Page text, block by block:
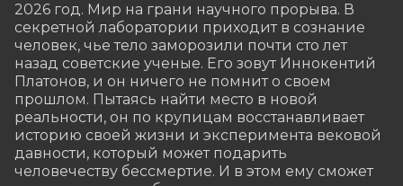
2026 год. Мир на грани научного прорыва. В
секретной лаборатории приходит в сознание
человек, чье тело заморозили почти сто лет
назад советские ученые. Его зовут Иннокентий
Платонов, и он ничего не помнит о своем
прошлом. Пытаясь найти место в новой
реальности, он по крупицам восстанавливает
историю своей жизни и эксперимента вековой
давности, который может подарить
человечеству бессмертие. И в этом ему сможет